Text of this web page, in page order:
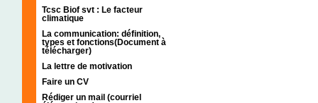
Tcsc Biof svt : Le facteur
climatique
La communication: définition,
types et fonctions(Document à
télécharger)
La lettre de motivation
Faire un CV
Rédiger un mail (courriel